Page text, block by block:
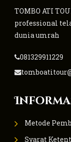
TOMBO ATI
professional
dunia umrah
081329911229
Metode
Syarat